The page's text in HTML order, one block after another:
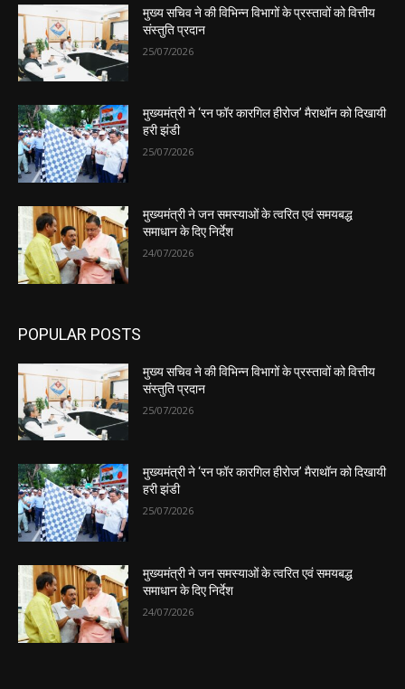
मुख्य सचिव ने की विभिन्न विभागों के प्रस्तावों को वित्तीय
संस्तुति प्रदान
25/07/2026
मुख्यमंत्री ने ‘रन फॉर कारगिल हीरोज’ मैराथॉन को दिखायी
हरी झंडी
25/07/2026
मुख्यमंत्री ने जन समस्याओं के त्वरित एवं समयबद्ध
समाधान के दिए निर्देश
24/07/2026
POPULAR POSTS
मुख्य सचिव ने की विभिन्न विभागों के प्रस्तावों को वित्तीय
संस्तुति प्रदान
25/07/2026
मुख्यमंत्री ने ‘रन फॉर कारगिल हीरोज’ मैराथॉन को दिखायी
हरी झंडी
25/07/2026
मुख्यमंत्री ने जन समस्याओं के त्वरित एवं समयबद्ध
समाधान के दिए निर्देश
24/07/2026